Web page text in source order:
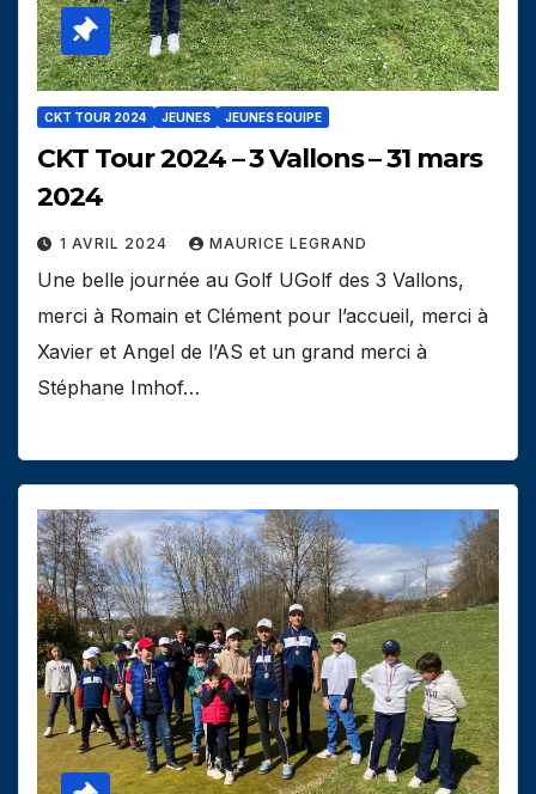
CKT TOUR 2024 JEUNES JEUNES EQUIPE
CKT Tour 2024 – 3 Vallons – 31 mars
2024
1 AVRIL 2024 MAURICE LEGRAND
Une belle journée au Golf UGolf des 3 Vallons,
merci à Romain et Clément pour l’accueil, merci à
Xavier et Angel de l’AS et un grand merci à
Stéphane Imhof…